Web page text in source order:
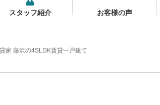
スタッフ紹介 お客様の声
家 藤沢の4SLDK賃貸一戸建て